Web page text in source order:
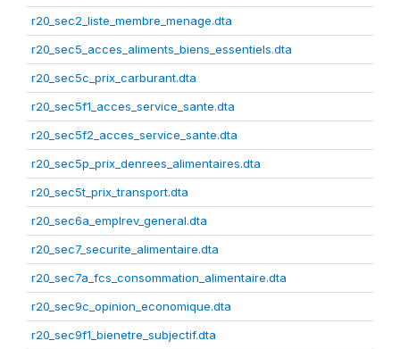
r20_sec2_liste_membre_menage.dta
r20_sec5_acces_aliments_biens_essentiels.dta
r20_sec5c_prix_carburant.dta
r20_sec5f1_acces_service_sante.dta
r20_sec5f2_acces_service_sante.dta
r20_sec5p_prix_denrees_alimentaires.dta
r20_sec5t_prix_transport.dta
r20_sec6a_emplrev_general.dta
r20_sec7_securite_alimentaire.dta
r20_sec7a_fcs_consommation_alimentaire.dta
r20_sec9c_opinion_economique.dta
r20_sec9f1_bienetre_subjectif.dta